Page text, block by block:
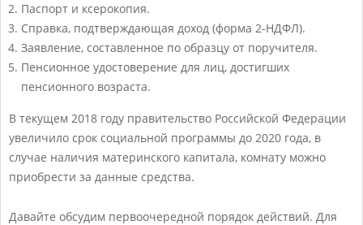
Паспорт и ксерокопия.
Справка, подтверждающая доход (форма 2-НДФЛ).
Заявление, составленное по образцу от поручителя.
Пенсионное удостоверение для лиц, достигших
пенсионного возраста.
В текущем 2018 году правительство Российской Федерации
увеличило срок социальной программы до 2020 года, в
случае наличия материнского капитала, комнату можно
приобрести за данные средства.
Давайте обсудим первоочередной порядок действий. Для